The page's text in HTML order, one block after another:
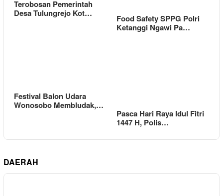
Terobosan Pemerintah
Desa Tulungrejo Kot…
Food Safety SPPG Polri
Ketanggi Ngawi Pa…
Festival Balon Udara
Wonosobo Membludak,…
Pasca Hari Raya Idul Fitri
1447 H, Polis…
DAERAH